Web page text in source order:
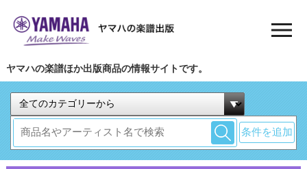
ヤマハの楽譜ほか出版商品の情報サイトです。
条件を追加